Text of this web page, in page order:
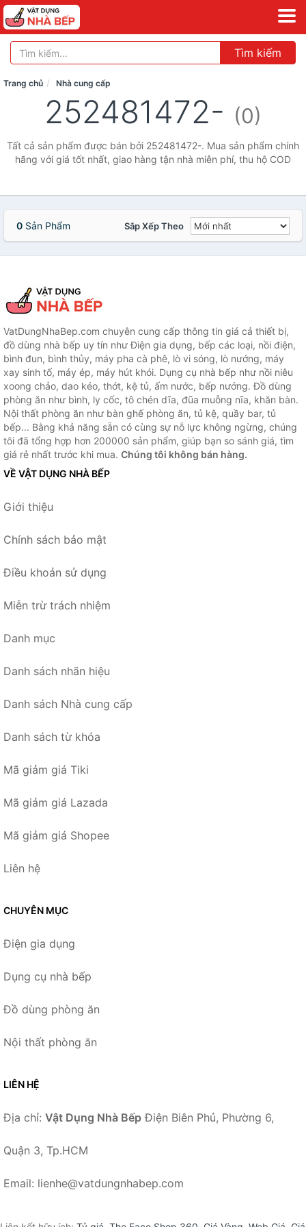
Tìm kiếm
Trang chủ Nhà cung cấp
252481472- (0)
Tất cả sản phẩm được bán bởi 252481472-. Mua sản phẩm chính
hãng với giá tốt nhất, giao hàng tận nhà miễn phí, thu hộ COD
0 Sản Phẩm Sắp Xếp Theo
VatDungNhaBep.com chuyên cung cấp thông tin giá cả thiết bị,
đồ dùng nhà bếp uy tín như Điện gia dụng, bếp các loại, nồi điện,
bình đun, bình thủy, máy pha cà phê, lò vi sóng, lò nướng, máy
xay sinh tố, máy ép, máy hút khói. Dụng cụ nhà bếp như nồi niêu
xoong chảo, dao kéo, thớt, kệ tủ, ấm nước, bếp nướng. Đồ dùng
phòng ăn như bình, ly cốc, tô chén dĩa, đũa muỗng nĩa, khăn bàn.
Nội thất phòng ăn như bàn ghế phòng ăn, tủ kệ, quầy bar, tủ
bếp... Bằng khả năng sẵn có cùng sự nỗ lực không ngừng, chúng
tôi đã tổng hợp hơn 200000 sản phẩm, giúp bạn so sánh giá, tìm
giá rẻ nhất trước khi mua. Chúng tôi không bán hàng.
VỀ VẬT DỤNG NHÀ BẾP
Giới thiệu
Chính sách bảo mật
Điều khoản sử dụng
Miễn trừ trách nhiệm
Danh mục
Danh sách nhãn hiệu
Danh sách Nhà cung cấp
Danh sách từ khóa
Mã giảm giá Tiki
Mã giảm giá Lazada
Mã giảm giá Shopee
Liên hệ
CHUYÊN MỤC
Điện gia dụng
Dụng cụ nhà bếp
Đồ dùng phòng ăn
Nội thất phòng ăn
LIÊN HỆ
Địa chỉ: Vật Dụng Nhà Bếp Điện Biên Phủ, Phường 6,
Quận 3, Tp.HCM
Email: lienhe@vatdungnhabep.com